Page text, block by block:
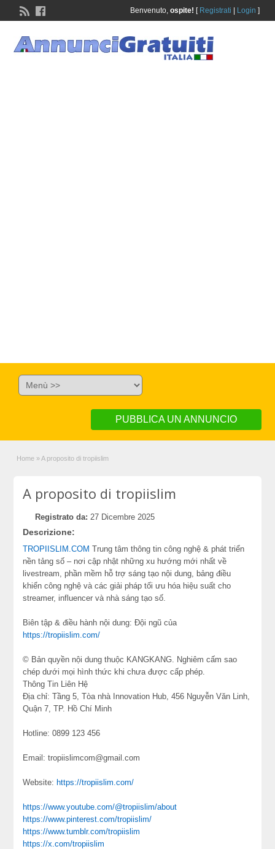
Benvenuto, ospite! [ Registrati Login ]
PUBBLICA UN ANNUNCIO
Home » A proposito di tropiislim
A proposito di tropiislim
Registrato da: 27 Dicembre 2025
Descrizione:
TROPIISLIM.COM Trung tâm thông tin công nghệ & phát triển
nền tảng số – nơi cập nhật những xu hướng mới nhất về
livestream, phần mềm hỗ trợ sáng tạo nội dung, bảng điều
khiển công nghệ và các giải pháp tối ưu hóa hiệu suất cho
streamer, influencer và nhà sáng tạo số.
Biên tập & điều hành nội dung: Đội ngũ của
https://tropiislim.com/
© Bản quyền nội dung thuộc KANGKANG. Nghiêm cấm sao
chép dưới mọi hình thức khi chưa được cấp phép.
Thông Tin Liên Hệ
Địa chỉ: Tầng 5, Tòa nhà Innovation Hub, 456 Nguyễn Văn Linh,
Quận 7, TP. Hồ Chí Minh
Hotline: 0899 123 456
Email: tropiislimcom@gmail.com
Website: https://tropiislim.com/
https://www.youtube.com/@tropiislim/about
https://www.pinterest.com/tropiislim/
https://www.tumblr.com/tropiislim
https://x.com/tropiislim